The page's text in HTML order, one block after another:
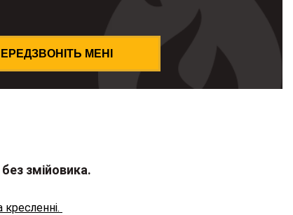
МЕНІ
змійовика.
кресленні.